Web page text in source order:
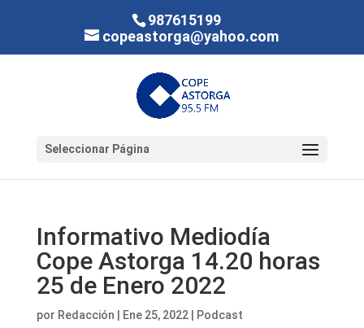
987615199
copeastorga@yahoo.com
Seleccionar Página
Informativo Mediodía
Cope Astorga 14.20 horas
25 de Enero 2022
por Redacción Ene 25, 2022| Podcast